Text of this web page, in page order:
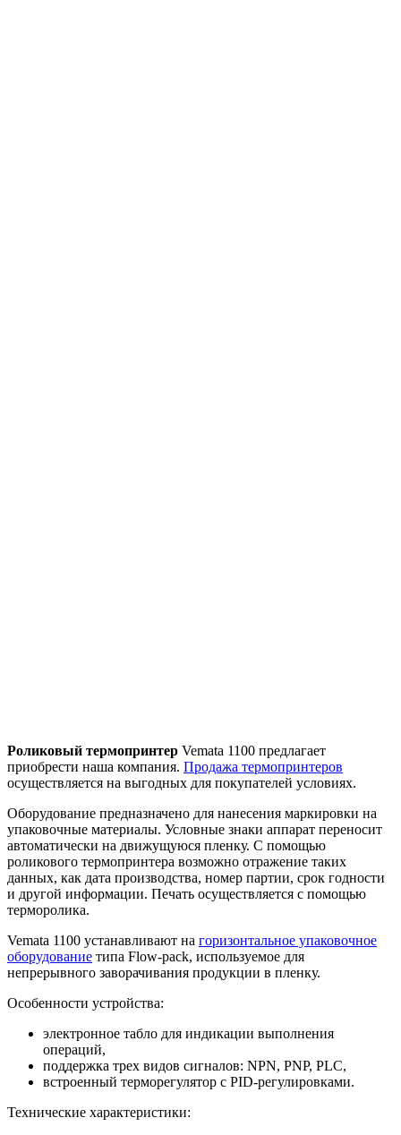
Роликовый термопринтер Vemata 1100 предлагает
приобрести наша компания. Продажа термопринтеров
осуществляется на выгодных для покупателей условиях.
Оборудование предназначено для нанесения маркировки на
упаковочные материалы. Условные знаки аппарат переносит
автоматически на движущуюся пленку. С помощью
роликового термопринтера возможно отражение таких
данных, как дата производства, номер партии, срок годности
и другой информации. Печать осуществляется с помощью
терморолика.
Vemata 1100 устанавливают на горизонтальное упаковочное
оборудование типа Flow-pack, используемое для
непрерывного заворачивания продукции в пленку.
Особенности устройства:
электронное табло для индикации выполнения
операций,
поддержка трех видов сигналов: NPN, PNP, PLC,
встроенный терморегулятор с PID-регулировками.
Технические характеристики: